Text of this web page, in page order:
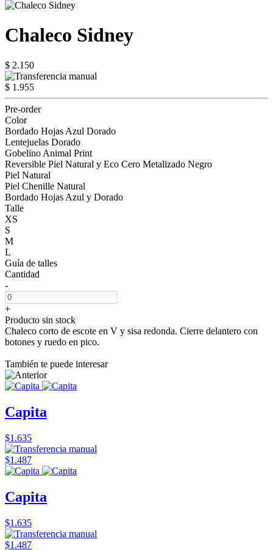
Chaleco Sidney
$ 2.150
$ 1.955
Pre-order
Color
Bordado Hojas Azul Dorado
Lentejuelas Dorado
Gobelino Animal Print
Reversible Piel Natural y Eco Cero Metalizado Negro
Piel Natural
Piel Chenille Natural
Bordado Hojas Azul y Dorado
Talle
XS
S
M
L
Guía de talles
Cantidad
-
+
Producto sin stock
Chaleco corto de escote en V y sisa redonda. Cierre delantero con
botones y ruedo en pico.
También te puede interesar
Capita
$1.635
$1.487
Capita
$1.635
$1.487